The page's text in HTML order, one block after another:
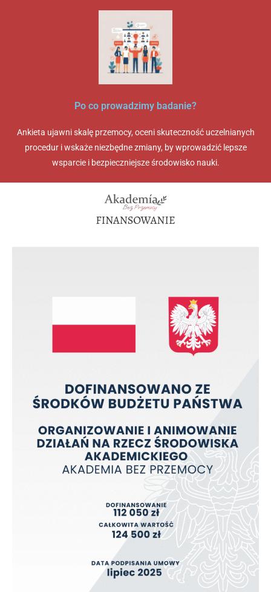
Po co prowadzimy badanie?
Ankieta ujawni skalę przemocy, oceni skuteczność uczelnianych
procedur i wskaże niezbędne zmiany, by wprowadzić lepsze
wsparcie i bezpieczniejsze środowisko nauki.